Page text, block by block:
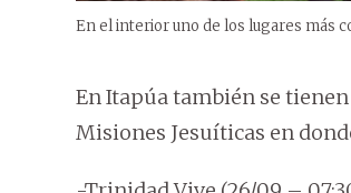
En el interior uno de los lugares más
En Itapúa también se
Misiones Jesuíticas en